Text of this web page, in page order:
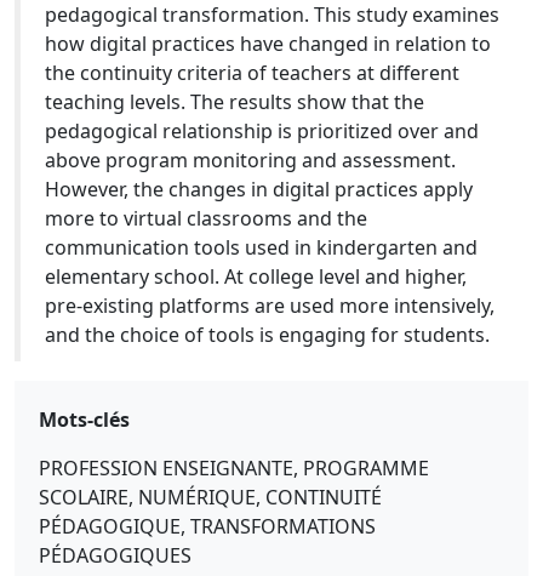
pedagogical transformation. This study examines
how digital practices have changed in relation to
the continuity criteria of teachers at different
teaching levels. The results show that the
pedagogical relationship is prioritized over and
above program monitoring and assessment.
However, the changes in digital practices apply
more to virtual classrooms and the
communication tools used in kindergarten and
elementary school. At college level and higher,
pre-existing platforms are used more intensively,
and the choice of tools is engaging for students.
Mots-clés
PROFESSION ENSEIGNANTE, PROGRAMME
SCOLAIRE, NUMÉRIQUE, CONTINUITÉ
PÉDAGOGIQUE, TRANSFORMATIONS
PÉDAGOGIQUES